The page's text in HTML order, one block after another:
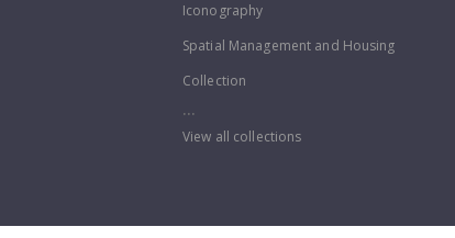
Iconography
Spatial Management and Housing
Collection
...
View all collections